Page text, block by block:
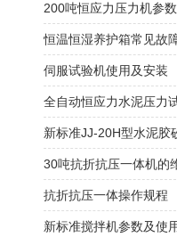
200吨恒应力压力机参
恒温恒湿养护箱常见故
伺服试验机使用及安装
全自动恒应力水泥压力
新标准JJ-20H型水泥胶
30吨抗折抗压一体机的
抗折抗压一体操作规程
新标准搅拌机参数及使